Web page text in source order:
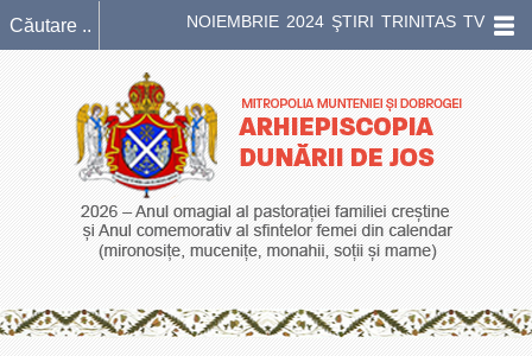
NOIEMBRIE 2024 ŞTIRI TRINITAS TV